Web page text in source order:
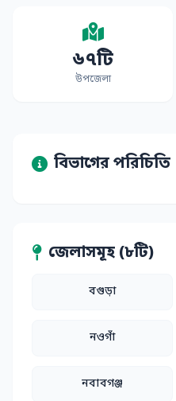
৬৭টি
উপজেলা
বিভাগের পরিচিতি
জেলাসমূহ (৮টি)
বগুড়া
নওগাঁ
নবাবগঞ্জ